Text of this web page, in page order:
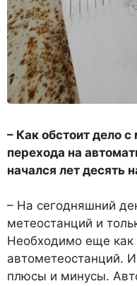
– Как обстоит дело
перехода на
начался лет десять
– На сегодняшний
метеостанций и
Необходимо еще
автометеостанций.
плюсы и минусы.